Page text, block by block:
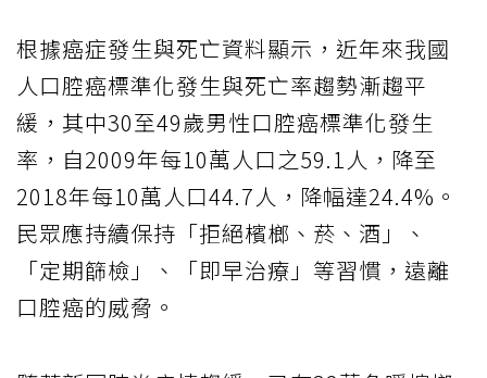
根據癌症發生與死亡資料顯示，近年來我國
人口腔癌標準化發生與死亡率趨勢漸趨平
緩，其中30至49歲男性口腔癌標準化發生
率，自2009年每10萬人口之59.1人，降至
2018年每10萬人口44.7人，降幅達24.4%。
民眾應持續保持「拒絕檳榔、菸、酒」、
「定期篩檢」、「即早治療」等習慣，遠離
口腔癌的威脅。